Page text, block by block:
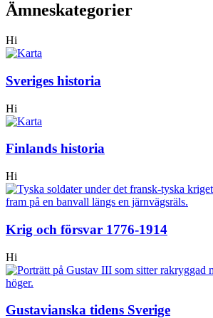
Ämneskategorier
Hi
Sveriges historia
Hi
Finlands historia
Hi
Krig och försvar 1776-1914
Hi
Gustavianska tidens Sverige